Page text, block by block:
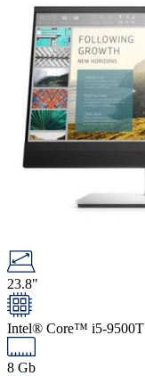
23.8"
Intel® Core™ i5-9500T
8 Gb